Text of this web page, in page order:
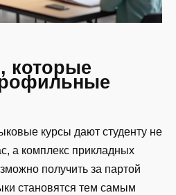
которые
курсы дают студенту не
а комплекс прикладных
получить за партой
становятся тем самым